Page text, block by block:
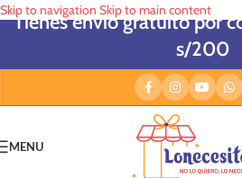
Skip to navigation Skip to main content
Tienes envío gratuito por
s/200
MENU